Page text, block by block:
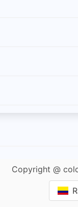
Copyright @